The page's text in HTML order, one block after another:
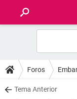
FOROS
SALUD
Foros
Tema Anterior